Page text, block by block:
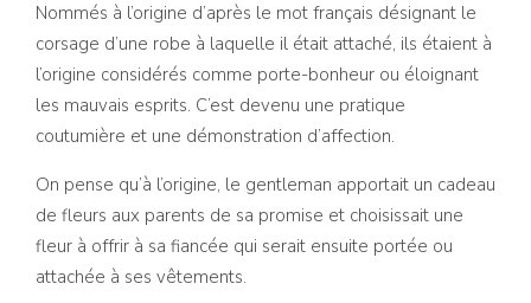
Nommés à l’origine d’après le mot français désignant le
corsage d’une robe à laquelle il était attaché, ils étaient à
l’origine considérés comme porte-bonheur ou éloignant
les mauvais esprits. C’est devenu une pratique
coutumière et une démonstration d’affection.
On pense qu’à l’origine, le gentleman apportait un cadeau
de fleurs aux parents de sa promise et choisissait une
fleur à offrir à sa fiancée qui serait ensuite portée ou
attachée à ses vêtements.